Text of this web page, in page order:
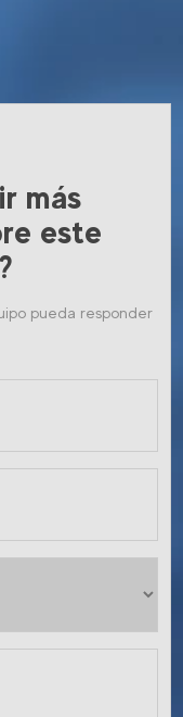
más
este
pueda responder